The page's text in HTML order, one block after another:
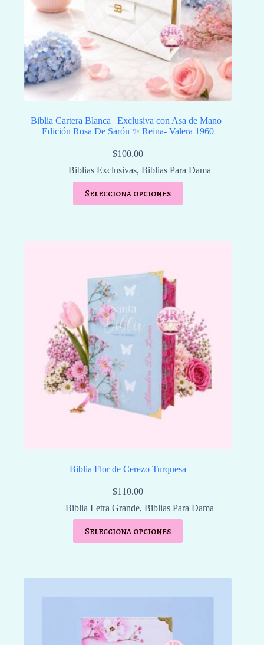
Biblia Cartera Blanca | Exclusiva con Asa de Mano |
Edición Rosa De Sarón ✨ Reina- Valera 1960
$100.00
Biblias Exclusivas,Biblias Para Dama
Selecciona opciones
Biblia Flor de Cerezo Turquesa
$110.00
Biblia Letra Grande,Biblias Para Dama
Selecciona opciones